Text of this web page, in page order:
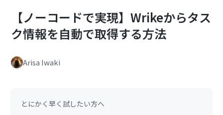
【ノーコードで実現】Wrikeからタス
ク情報を自動で取得する方法
Arisa Iwaki
とにかく早く試したい方へ